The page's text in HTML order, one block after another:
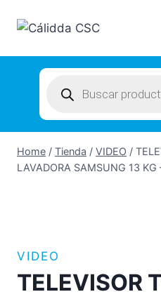
search
Home / Tienda / VIDEO /
LAVADORA SAMSUNG 13 KG
VIDEO
TELEVISOR